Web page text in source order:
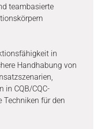
teambasierte
in
Handhabung von
in CQB/CQC-
Techniken für den